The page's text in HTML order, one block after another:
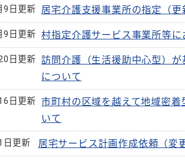
9日更新 居宅介護支援事業所の指定（更
9日更新 村指定介護サービス事業所等
日更新
訪問介護（生活援助中心型）
について
日更新
市町村の区域を越えて地域密
いて
日更新 居宅サービス計画作成依頼（変